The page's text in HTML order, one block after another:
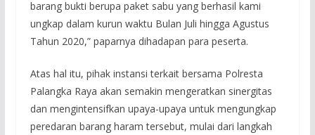
barang bukti berupa paket sabu yang berhasil kami
ungkap dalam kurun waktu Bulan Juli hingga Agustus
Tahun 2020,” paparnya dihadapan para peserta.
Atas hal itu, pihak instansi terkait bersama Polresta
Palangka Raya akan semakin mengeratkan sinergitas
dan mengintensifkan upaya-upaya untuk mengungkap
peredaran barang haram tersebut, mulai dari langkah